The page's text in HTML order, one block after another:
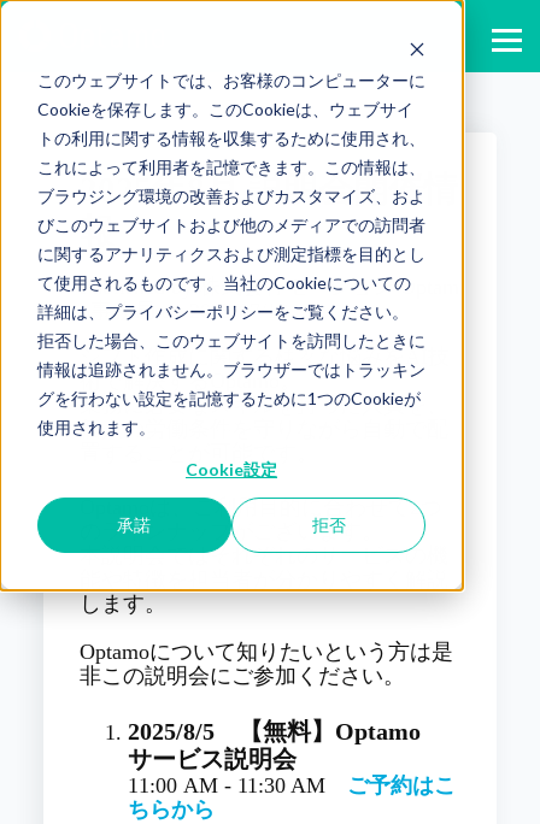
このウェブサイトでは、お客様のコンピューターに
Cookieを保存します。このCookieは、ウェブサイ
トの利用に関する情報を収集するために使用され、
これによって利用者を記憶できます。この情報は、
ブラウジング環境の改善およびカスタマイズ、およ
びこのウェブサイトおよび他のメディアでの訪問者
に関するアナリティクスおよび測定指標を目的とし
て使用されるものです。当社のCookieについての
詳細は、プライバシーポリシーをご覧ください。
拒否した場合、このウェブサイトを訪問したときに
情報は追跡されません。ブラウザーではトラッキン
グを行わない設定を記憶するために1つのCookieが
使用されます。
Cookie設定
承諾 拒否
2025年8月 説明会開催情
報
Published by株式会社モーション Optam
o事務局on2025/07/18
シフト作成に関する様々な悩みをAI技
術で解決するOptamo。
業務に必要なスキルを持った人員を、
個人の労働条件を守りながら自動で配
Optamoは、ご利用目的に合わせて2つ
のラインナップがございます。
本説明会ではそれぞれのサービスの機
します。
Optamoについて知りたいという方は是
非この説明会にご参加ください。
2025/8/5【無料】Optamo
サービス説明会
11:00 AM - 11:30 AM
ご予約はこ
ちらから